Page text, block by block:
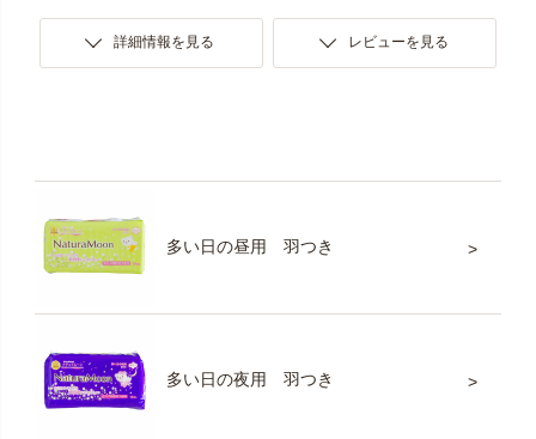
詳細情報を見る レビューを見る
多い日の昼用 羽つき
多い日の夜用 羽つき